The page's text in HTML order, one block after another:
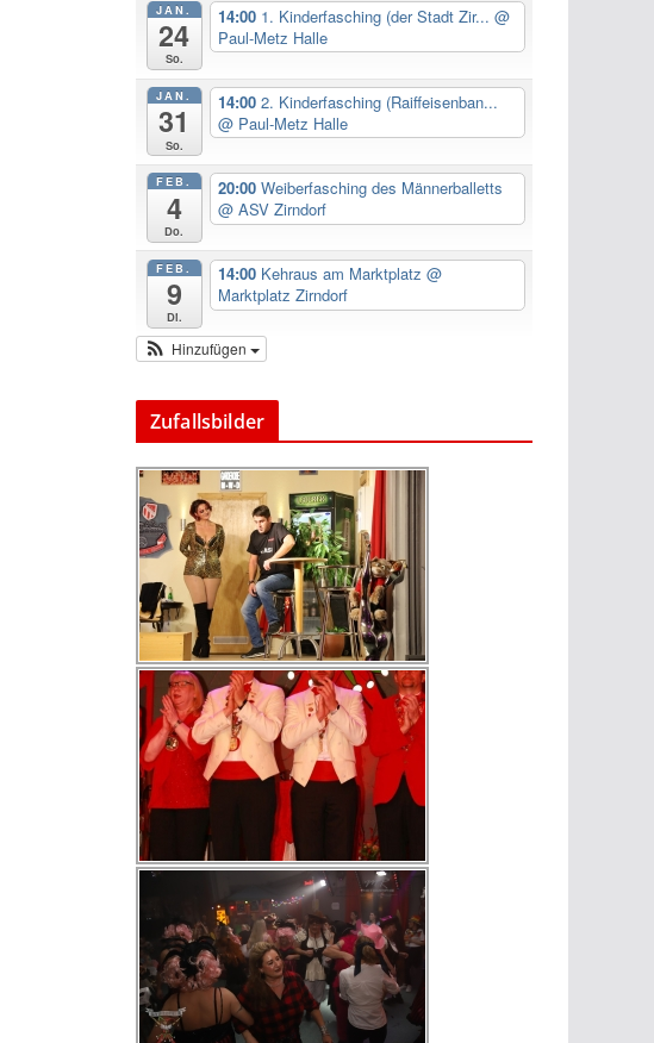
JAN.
24
So.
14:00 1. Kinderfasching (der Stadt Zir... @
Paul-Metz Halle
JAN.
31
So.
14:00 2. Kinderfasching (Raiffeisenban...
@ Paul-Metz Halle
FEB.
4
Do.
20:00 Weiberfasching des Männerballetts
@ ASV Zirndorf
FEB.
9
Di.
14:00 Kehraus am Marktplatz @
Marktplatz Zirndorf
Hinzufügen
Zufallsbilder